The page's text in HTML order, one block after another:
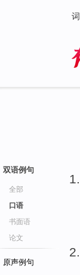
双语例句
全部
口语
书面语
论文
原声例句